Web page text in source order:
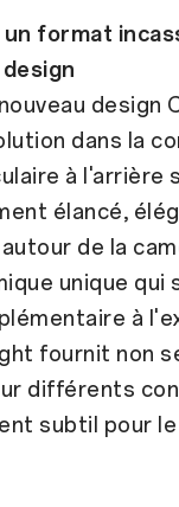
format
design
dans la
à
élancé,
de la
unique qui
à
fournit non
différents
subtil pour